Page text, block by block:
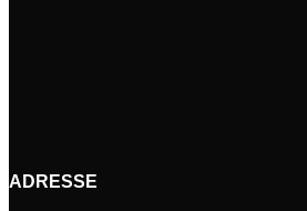
ADRESSE